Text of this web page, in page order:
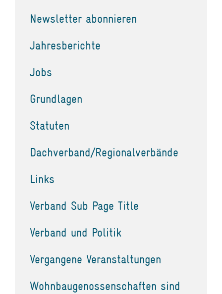
Newsletter abonnieren
Jahresberichte
Jobs
Grundlagen
Statuten
Dachverband/Regionalverbände
Links
Verband Sub Page Title
Verband und Politik
Vergangene Veranstaltungen
Wohnbaugenossenschaften sind